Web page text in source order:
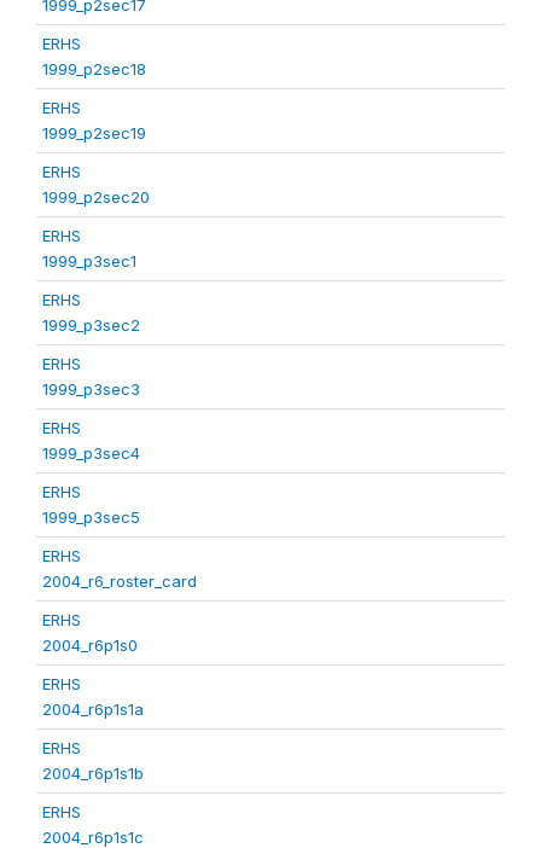
1999_p2sec17
ERHS
1999_p2sec18
ERHS
1999_p2sec19
ERHS
1999_p2sec20
ERHS
1999_p3sec1
ERHS
1999_p3sec2
ERHS
1999_p3sec3
ERHS
1999_p3sec4
ERHS
1999_p3sec5
ERHS
2004_r6_roster_card
ERHS
2004_r6p1s0
ERHS
2004_r6p1s1a
ERHS
2004_r6p1s1b
ERHS
2004_r6p1s1c